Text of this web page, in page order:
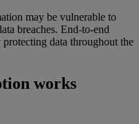
may be vulnerable to
breaches. End-to-end
data throughout the
works